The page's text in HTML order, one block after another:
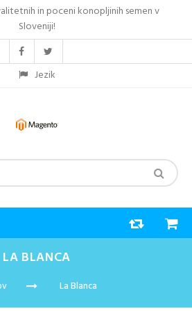
in poceni konopljinih semen v
Sloveniji!
Jezik
LA BLANCA
La Blanca